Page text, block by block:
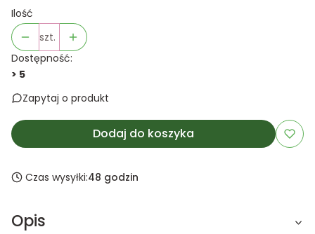
Ilość
szt.
Dostępność:
> 5
Zapytaj o produkt
Dodaj do koszyka
Czas wysyłki:48 godzin
Opis